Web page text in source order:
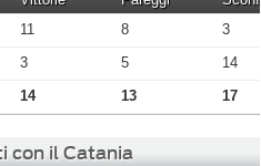
11 8
3
3 5
14
14 13 17
con il Catania